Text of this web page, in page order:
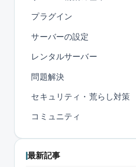
プラグイン
サーバーの設定
レンタルサーバー
問題解決
セキュリティ・荒らし対策
コミュニティ
最新記事